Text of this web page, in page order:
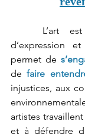
L’art
d’expression
permet de
de faire
injustices, aux
artistes
et à défendre